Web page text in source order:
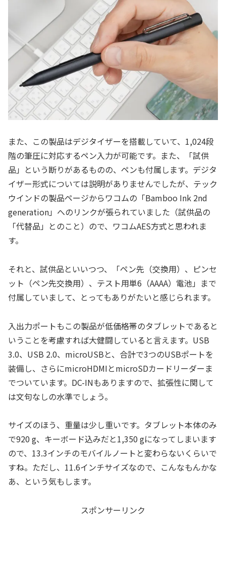
また、この製品はデジタイザーを搭載していて、1,024段
階の筆圧に対応するペン入力が可能です。また、「試供
品」という断りがあるものの、ペンも付属します。デジタ
イザー形式については説明がありませんでしたが、テック
ウインドの製品ページからワコムの「Bamboo Ink 2nd
generation」へのリンクが張られていました（試供品の
「代替品」とのこと）ので、ワコムAES方式と思われま
す。
それと、試供品といいつつ、「ペン先（交換用）、ピンセ
ット（ペン先交換用）、テスト用単6（AAAA）電池」まで
付属していまして、とってもありがたいと感じられます。
入出力ポートもこの製品が低価格帯のタブレットであると
いうことを考慮すれば大健闘していると言えます。USB
3.0、USB 2.0、microUSBと、合計で3つのUSBポートを
装備し、さらにmicroHDMIとmicroSDカードリーダーま
でついています。DC-INもありますので、拡張性に関して
は文句なしの水準でしょう。
サイズのほう、重量は少し重いです。タブレット本体のみ
で920 g、キーボード込みだと1,350 gになってしまいます
ので、13.3インチのモバイルノートと変わらないくらいで
すね。ただし、11.6インチサイズなので、こんなもんかな
あ、という気もします。
スポンサーリンク